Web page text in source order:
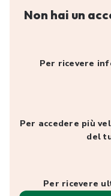
Non hai un
Per ricevere
Per accedere più
del
Per ricevere